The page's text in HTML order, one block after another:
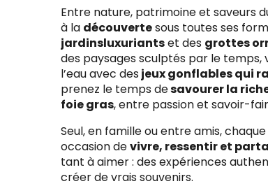
Entre nature, patrimoine et saveurs
à la découvertesous toutes ses
jardinsluxuriantset des grottes
des paysages sculptés par le
l’eau avec des jeux gonflables qui
prenez le temps desavourer la
foie gras, entre passion et savoir-
Seul, en famille ou entre amis,
occasion devivre, ressentir et
tant à aimer : des expériences
créer de vrais souvenirs.